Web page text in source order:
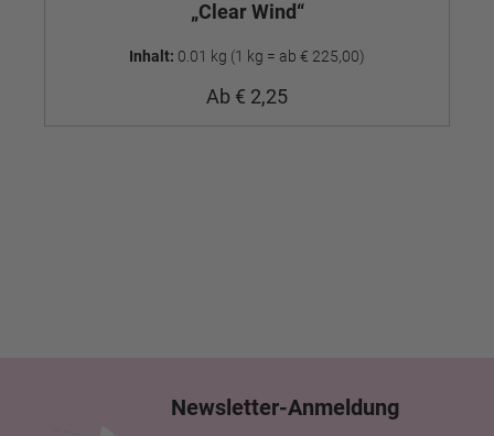
„Clear Wind“
Inhalt: 0.01 kg (1 kg = ab € 225,00)
Ab € 2,25
Newsletter-Anmeldung